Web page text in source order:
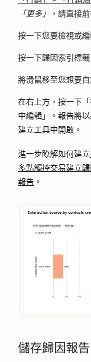
「更多」
，請直接
按一下您要檢視或編
按一下歸因 索引標籤
將滑鼠移至您想要
在右上方，按一下「
中編輯 」。報告將
建立工具中開啟。
進一步瞭解如何建立
多點觸控交易建立
報告 。
儲存歸因報告